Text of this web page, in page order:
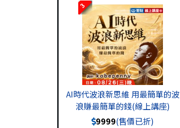
3
AI時代波浪新思維 用最簡單的波
浪賺最簡單的錢(線上講座)
9999(售價已折)